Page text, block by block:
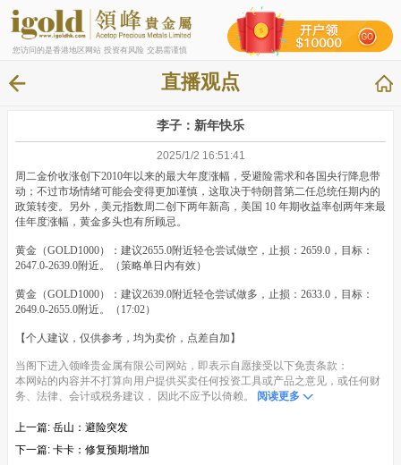
您访问的是香港地区网站 投资有风险 交易需谨慎
直播观点
李子：新年快乐
2025/1/2 16:51:41
周二金价收涨创下2010年以来的最大年度涨幅，受避险需求和各国央行降息带
动；不过市场情绪可能会变得更加谨慎，这取决于特朗普第二任总统任期内的
政策转变。另外，美元指数周二创下两年新高，美国 10 年期收益率创两年来最
佳年度涨幅，黄金多头也有所顾忌。
黄金（GOLD1000）：建议2655.0附近轻仓尝试做空，止损：2659.0，目标：
2647.0-2639.0附近。（策略单日内有效）
黄金（GOLD1000）：建议2639.0附近轻仓尝试做多，止损：2633.0，目标：
2649.0-2655.0附近。（17:02）
【个人建议，仅供参考，均为卖价，点差自加】
当阁下进入领峰贵金属有限公司网站，即表示自愿接受以下免责条款：
本网站的内容并不打算向用户提供买卖任何投资工具或产品之意见，或任何财
务、法律、会计或税务建议， 因此不应予以倚赖。
阅读更多
上一篇: 岳山：避险突发
下一篇: 卡卡：修复预期增加